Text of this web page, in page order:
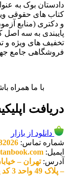
دادستان بوک به
کتاب های حقوقی
و دکتری (منابع
پایبندی به سه اصل
تخفیف های ویژه و
فروشگاهی جامع
با ما همراه
دریافت
دانلود از بازار
شماره تماس:
ایمیل:
آدرس:تهران –
– پلاک 49 واحد 3 کد پستی: 1315686310